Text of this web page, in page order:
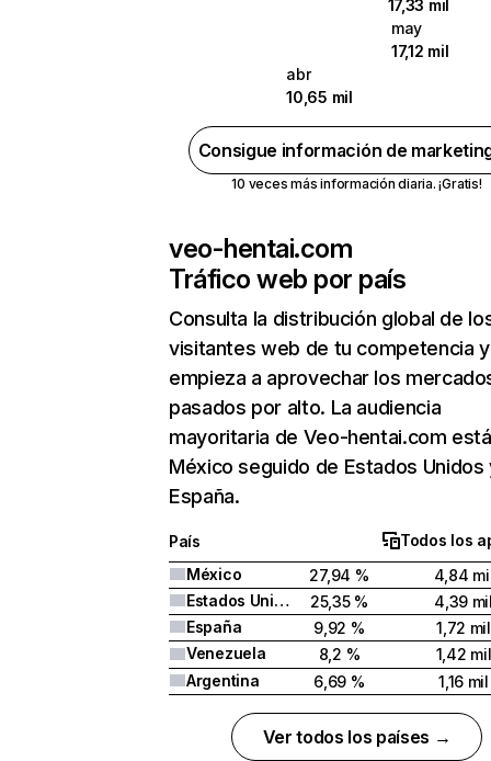
17,33 mil
may
17,12 mil
abr
10,65 mil
Consigue información de
10 veces más información diaria. ¡Gratis!
veo-hentai.com
Tráfico web por país
Consulta la distribución global de
visitantes web de tu competencia y
empieza a aprovechar los
pasados por alto. La audiencia
mayoritaria de Veo-hentai.com
México seguido de Estados Unidos
España.
País
Todos los
México
27,94 %
4,84
Estados Unidos
25,35 %
4,39
España
9,92 %
1,72 mil
Venezuela
8,2 %
1,42 mil
Argentina
6,69 % 1,16 mil
Ver todos los países →